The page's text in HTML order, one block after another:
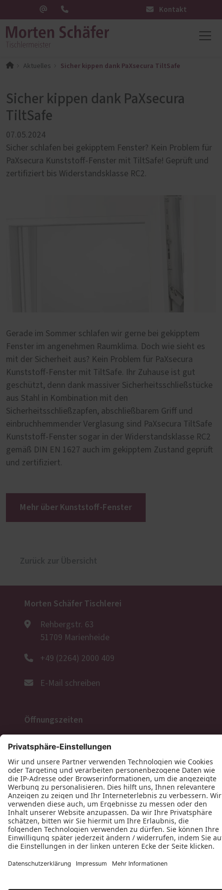
Kontakt
Aktuelles Sicher kippen dank PaXsecura TiltSafe
Sicher kippen dank PaXsecura
TiltSafe
07.05.2024
Sicher schlafen bei gekipptem Fenster? Kein Problem für
PaXsecura Kunststoff-Fenster mit TiltSafe! Geprüft und
zertifiziert bis Widerstandsklasse RC2.
Gerade im Sommer schlafen wir gerne bei gekipptem
Fenster im angenehmen Raumklima. Doch wie sieht es
mit der Sicherheit aus? Kein Problem für PaXsecura
Kunststoff-Fenster mit TiltSafe. Ihr Zuhause ist gut
geschützt, denn dank massiver Sicherheitsschließstücke
aus Stahl in Kombination mit den
Sicherheitsschließzapfen, abschließbarem Griff und
einbruchhemmender Verglasung sind PaXsecura TiltSafe
Kunststoff-Fenster sogar in der Widerstandsklasse RC2
gemäß DIN EN 1627 auch im gekipptem Zustand geprüft
und zertifiziert.
Mehr über Kunststoff-Fenster
Morten Schäfer Tischlerei
Rehbergstr. 63
51709 Marienheide
+49 (2264) 2000 409
E-Mail schreiben
Öffnungszeiten
Folgen Sie uns
Datenschutz Impressum
Kontakt